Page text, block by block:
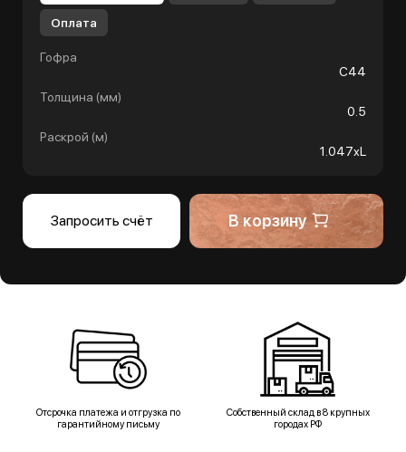
Оплата
Гофра
С44
Толщина (мм)
0.5
Раскрой (м)
1.047хL
Запросить счёт В корзину
Отсрочка платежа и отгрузка по
гарантийному письму
Собственный склад в 8 крупных
городах РФ